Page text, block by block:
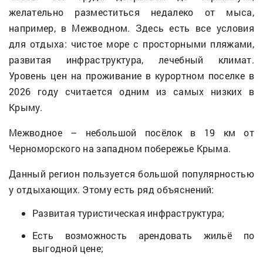
желательно разместиться недалеко от мыса,
например, в Межводном. Здесь есть все условия
для отдыха: чистое море с просторными пляжами,
развитая инфраструктура, лечебный климат.
Уровень цен на проживание в курортном поселке в
2026 году считается одним из самых низких в
Крыму.
Межводное – небольшой посёлок в 19 км от
Черноморского на западном побережье Крыма.
Данный регион пользуется большой популярностью
у отдыхающих. Этому есть ряд объяснений:
Развитая туристическая инфраструктура;
Есть возможность арендовать жильё по
выгодной цене;